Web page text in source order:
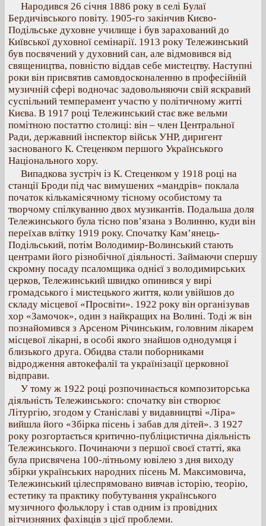
Народився 26 січня 1886 року в селі Булаї
Бердичівського повіту. 1905-го закінчив Києво-
Подільське духовне училище і був зарахований до
Київської духовної семінарії. 1913 року Тележинський
був посвячений у духовний сан, але відмовився від
священицтва, повністю віддав себе мистецтву. Наступні
роки він присвятив самовдосконаленню в професійній
музичній сфері водночас задовольняючи свій яскравий
суспільний темперамент участю у політичному житті
Києва. В 1917 році Тележинський стає вже вельми
помітною постаттю столиці: він – член Центральної
Ради, державний інспектор військ УНР, диригент
заснованого К. Стеценком першого Українського
Національного хору.
Випадкова зустріч із К. Стеценком у 1918 році на
станції Броди під час вимушених «мандрів» поклала
початок кількамісячному тісному особистому та
творчому спілкуванню двох музикантів. Подальша доля
Тележинського була тісно пов’язана з Волинню, куди він
переїхав влітку 1919 року. Спочатку Кам’янець-
Подільський, потім Володимир-Волинський стають
центрами його різнобічної діяльності. Займаючи спершу
скромну посаду псаломщика однієї з володимирських
церков, Тележинський швидко опинився у вирі
громадського і мистецького життя, коли увійшов до
складу місцевої «Просвіти». 1922 року він організував
хор «Замочок», один з найкращих на Волині. Тоді ж він
познайомився з Арсеном Річинським, головним лікарем
місцевої лікарні, в особі якого знайшов однодумця і
близького друга. Обидва стали поборниками
відродження автокефалії та українізації церковної
відправи.
У тому ж 1922 році розпочинається композиторська
діяльність Тележинського: спочатку він створює
Літургію, згодом у Станіславі у видавництві «Ліра»
вийшла його «Збірка пісень і забав для дітей». З 1927
року розгортається критично-публіцистична діяльність
Тележинського. Починаючи з першої своєї статті, яка
була присвячена 100-літньому ювілею з дня виходу
збірки українських народних пісень М. Максимовича,
Тележинський цілеспрямовано вивчав історію, теорію,
естетику та практику побутування українського
музичного фольклору і став одним із провідних
вітчизняних фахівців з цієї проблеми.